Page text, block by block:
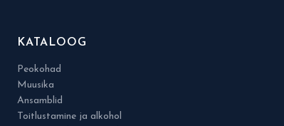
KATALOOG
Peokohad
Muusika
Ansamblid
Toitlustamine ja alkohol